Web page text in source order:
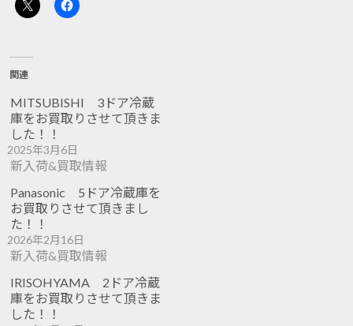
関連
MITSUBISHI 3ドア冷蔵
庫をお買取りさせて頂きま
した！！
2025年3月6日
新入荷&買取情報
Panasonic 5ドア冷蔵庫を
お買取りさせて頂きまし
た！！
2026年2月16日
新入荷&買取情報
IRISOHYAMA 2ドア冷蔵
庫をお買取りさせて頂きま
した！！